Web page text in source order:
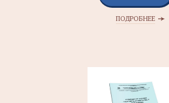
ПОДРОБНЕЕ